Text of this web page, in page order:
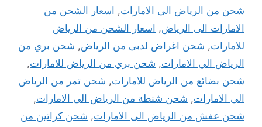
شحن من الرياض الى الامارات, اسعار الشحن من
الامارات الى الرياض, اسعار الشحن من الرياض
للامارات, شحن اغراض لدبى من الرياض, شحن بري من
الرياض الي الامارات, شحن بري من الرياض للامارات,
شحن بضائع من الرياض للامارات, شحن تمر من الرياض
الى الامارات, شحن شنطة من الرياض الى الامارات,
شحن عفش من الرياض الى الامارات, شحن كراتين من